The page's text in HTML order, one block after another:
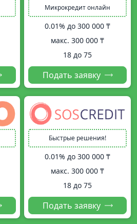
Микрокредит онлайн
0.01% до 300 000 ₸
макс. 300 000 ₸
18 до 75
Подать заявку
Быстрые решения!
0.01% до 300 000 ₸
макс. 300 000 ₸
18 до 75
Подать заявку